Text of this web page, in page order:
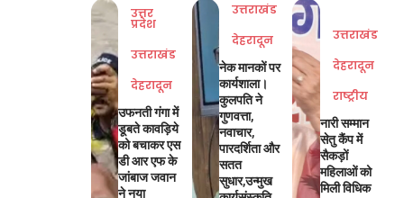
उत्तर
प्रदेश
उत्तराखंड
देहरादून
उफनती गंगा में
डूबते कावड़िये
को बचाकर एस
डी आर एफ के
जांबाज जवान
ने नया
उत्तराखंड
देहरादून
नेक मानकों पर
कार्यशाला।
कुलपति ने
गुणवत्ता,
नवाचार,
पारदर्शिता और
सतत
सुधार,उन्मुख
उत्तराखंड
देहरादून
राष्ट्रीय
नारी सम्मान
सेतु कैंप में
सैकड़ों
महिलाओं को
मिली विधिक